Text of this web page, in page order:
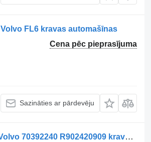
FL6 kravas automašīnas
Cena pēc pieprasījuma
Sazināties ar pārdevēju
Motor Hidraulic Ventilator Racire hidromotors paredzēts Volvo 70392240 R902420909 kravas automašīnas